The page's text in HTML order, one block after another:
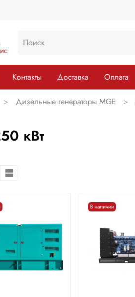
Контакты Доставка Оплата
Дизельные генераторы MGE
кВт
В наличии